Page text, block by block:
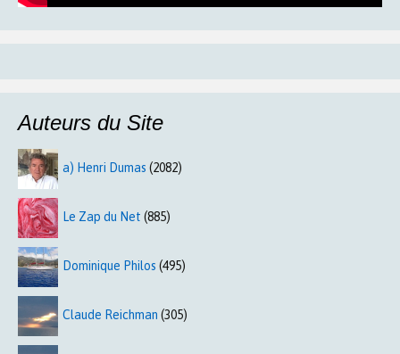
Auteurs du Site
a) Henri Dumas (2082)
Le Zap du Net (885)
Dominique Philos (495)
Claude Reichman (305)